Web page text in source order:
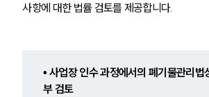
사항에 대한 법률 검토를 제공합니다.
• 사업장 인수 과정에서의 폐기물관리법
부 검토